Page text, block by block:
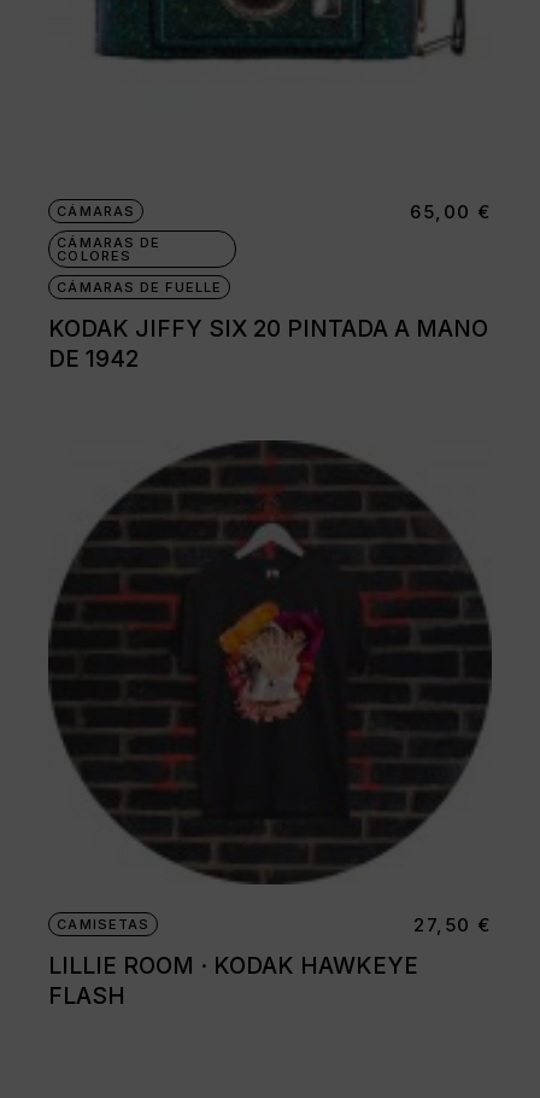
CÁMARAS
CÁMARAS DE
COLORES
CÁMARAS DE FUELLE
KODAK JIFFY SIX 20 PINTADA A MANO
DE 1942
65,00 €
CAMISETAS
LILLIE ROOM · KODAK HAWKEYE
FLASH
27,50 €